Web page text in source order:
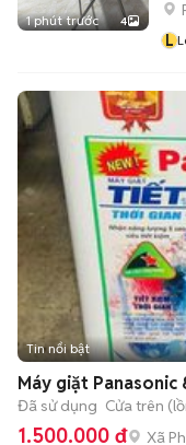
1 phút trước 4
L
Tin nổi bật
Máy giặt Panasonic
Đã sử dụng Cửa trên
1.500.000 đ Xã